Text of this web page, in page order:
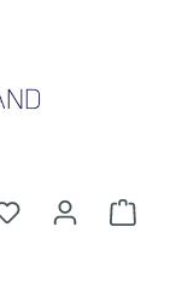
Du hast 0